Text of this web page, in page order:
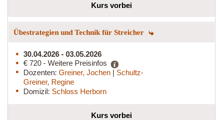
Kurs vorbei
Übestrategien und Technik für Streicher
30.04.2026 - 03.05.2026
€ 720 - Weitere Preisinfos
Dozenten: Greiner, Jochen | Schultz-
Greiner, Regine
Domizil: Schloss Herborn
Kurs vorbei